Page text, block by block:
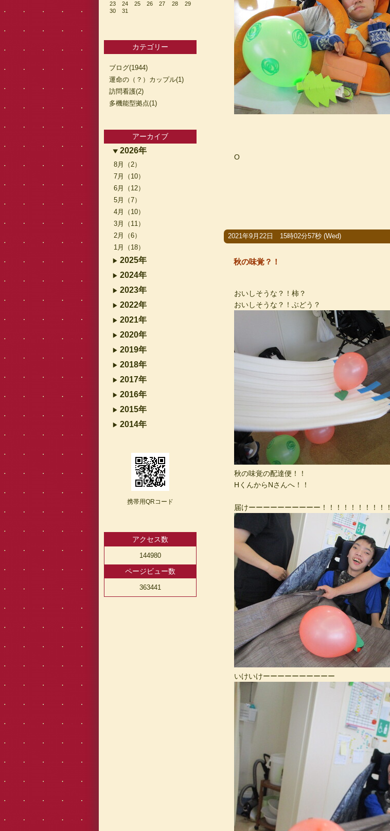
O
2021年9月22日 15時02分57秒 (Wed)
秋の味覚？！
おいしそうな？！柿？
おいしそうな？！ぶどう？
秋の味覚の配達便！！
HくんからNさんへ！！
届けーーーーーーーーーー！！！！！！！！！！
いけいけーーーーーーーーーー
23
24 25 26 27 28
29
30
31
カテゴリー
ブログ(1944)
運命の（？）カップル(1)
訪問看護(2)
多機能型拠点(1)
アーカイブ
2026年
8月（2）
7月（10）
6月（12）
5月（7）
4月（10）
3月（11）
2月（6）
1月（18）
2025年
2024年
2023年
2022年
2021年
2020年
2019年
2018年
2017年
2016年
2015年
2014年
携帯用QRコード
アクセス数
144980
ページビュー数
363441